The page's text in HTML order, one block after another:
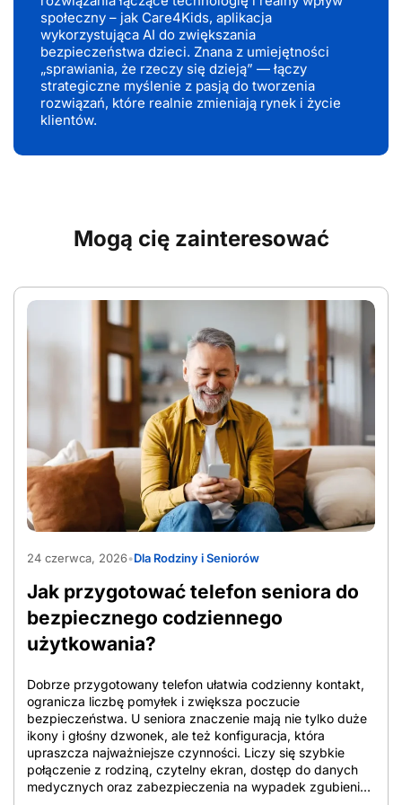
społeczny – jak Care4Kids, aplikacja
wykorzystująca AI do zwiększania
bezpieczeństwa dzieci. Znana z umiejętności
„sprawiania, że rzeczy się dzieją” — łączy
strategiczne myślenie z pasją do tworzenia
rozwiązań, które realnie zmieniają rynek i życie
klientów.
Mogą cię zainteresować
AdobeStock_1565597090
24 czerwca, 2026•Dla Rodziny i Seniorów
Jak przygotować telefon seniora do
bezpiecznego codziennego
użytkowania?
Dobrze przygotowany telefon ułatwia codzienny kontakt,
ogranicza liczbę pomyłek i zwiększa poczucie
bezpieczeństwa. U seniora znaczenie mają nie tylko duże
ikony i głośny dzwonek, ale też konfiguracja, która
upraszcza najważniejsze czynności. Liczy się szybkie
połączenie z rodziną, czytelny ekran, dostęp do danych
medycznych oraz zabezpieczenia na wypadek zgubienia